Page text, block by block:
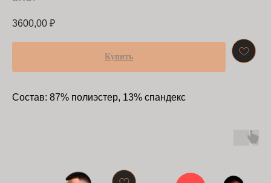
3600,00 ₽
Купить
Cостав: 87% полиэстер, 13% спандекс